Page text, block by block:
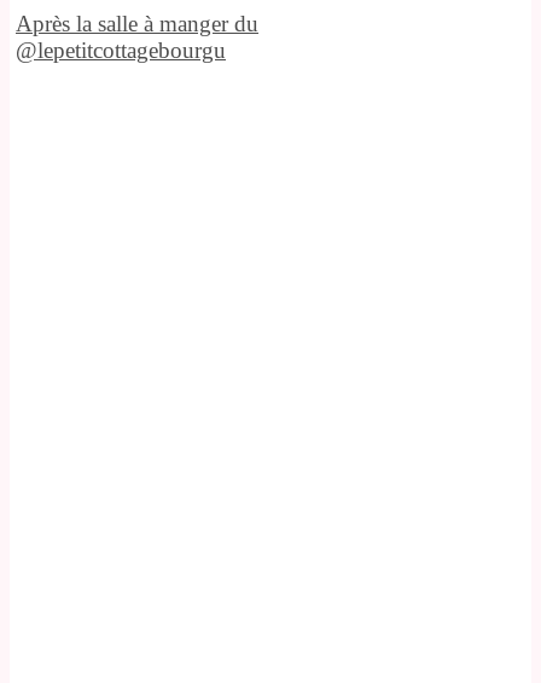
Après la salle à manger du
@lepetitcottagebourgu